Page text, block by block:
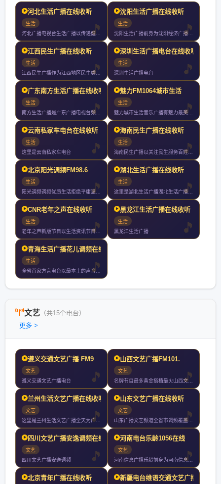
河北生活广播在线收听
生活
河北广播电视台生活广播以传递健康知识引领健康生活为目标努力打
沈阳生活广播在线收听
生活
沈阳生活广播前身为沈阳经济广播年开播年直播是东三省第一家直播
江西民生广播在线收听
生活
江西民生广播作为江西地区民生类主流广播媒体年频率重构定位提出
深圳生活广播电台在线收听
生活
深圳生活广播电台
广东南方生活广播在线收听
生活
南方生活广播是广东广播电视台频率之一作为华南地区唯一一家以传
魅力FM1064城市生活
生活
魅力城市生活音乐广播有魅力最美丽非凡魅力只为并不平凡的你这里
云南私家车电台在线收听
生活
这里是云南私家车电台
海南民生广播在线收听
生活
海南民生广播以关注民生服务百姓为宗旨是海南广播电视总台旗下最
北京阳光调频FM98.6
生活
阳光调频调频优质生活拒绝平庸温暖发声
湖北生活广播在线收听
生活
这里是湖北生活广播湖北生活广播你值得收听的电台
CNR老年之声在线收听
生活
老年之声新版节目以生活资讯节目健康养生节目和文艺节目为主全天
黑龙江生活广播在线收听
生活
黑龙江生活广播
青海生活广播花儿调频在线
生活
全省首家方言电台以最本土的声音打造最全面的生活服务类电台
文艺 （共15个电台）
更多 >
遵义交通文艺广播 FM9
文艺
遵义交通文艺广播电台
山西文艺广播FM101.
文艺
名牌节目最多黄金搭档最火山西文艺广播成立于年月日开播年山西文
兰州生活文艺广播在线收听
文艺
这里是兰州生活文艺广播全天为广大私家车主带去及时的出行信息新
山东文艺广播在线收听
文艺
山东广播文艺频道全省市调频覆盖济南地区调频是省内唯一综合文艺
四川文艺广播安逸调频在线
文艺
四川文艺广播安逸调频
河南电台乐龄1056在线
文艺
河南信息广播乐龄前身为河南信息广播电台开播于年月日凭借调频中
北京青年广播在线收听 新疆电台维语交通文艺广播